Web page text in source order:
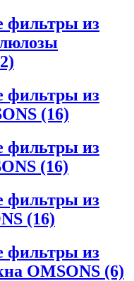
из
из
(16)
из
(16)
из
(16)
из
OMSONS (6)